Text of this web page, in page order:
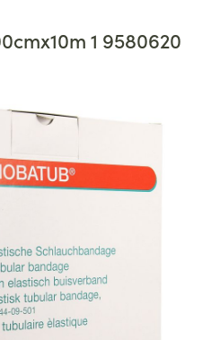
1 9580620